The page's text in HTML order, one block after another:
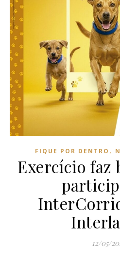
FIQUE POR DENTRO ,
Exercício faz
12/05/